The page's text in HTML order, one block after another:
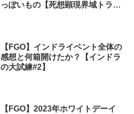
っぽいもの【死想顕現界域トラオ
【FGO】インドライベント全体の
感想と何箱開けたか？【インドラ
の大試練#2】
【FGO】2023年ホワイトデーイ